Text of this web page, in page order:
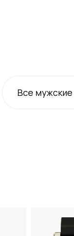
Все мужские